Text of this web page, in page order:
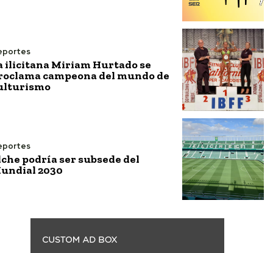
ilicitana Miriam Hurtado se
campeona del mundo de
podría ser subsede del
2030